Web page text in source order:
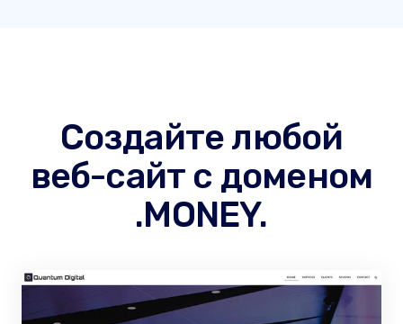
Создайте любой
веб-сайт с доменом
.MONEY.